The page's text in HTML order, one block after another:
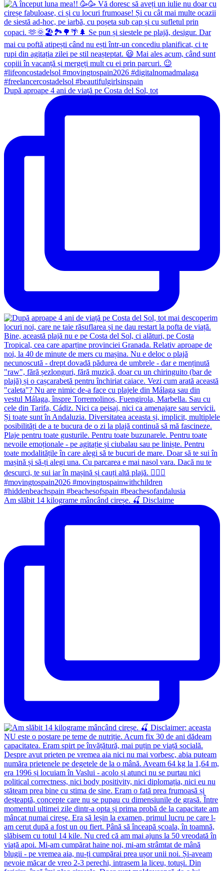
După aproape 4 ani de viață pe Costa del Sol, tot
Am slăbit 14 kilograme mâncând cireșe. 🍒 Disclaime